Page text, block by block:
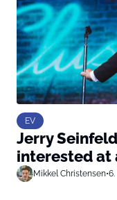
EV
Jerry
interested at
Mikkel Christensen•